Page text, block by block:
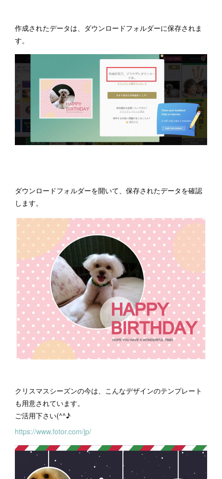
作成されたデータは、ダウンロードフォルダーに保存されま
す。
ダウンロードフォルダーを開いて、保存されたデータを確認
します。
クリスマスシーズンの今は、こんなデザインのテンプレート
も用意されています。
ご活用下さい(^^♪
https://www.fotor.com/jp/